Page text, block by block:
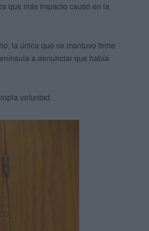
que más impacto causó en la
la única que se mantuvo firme
a denunciar que había
voluntad.